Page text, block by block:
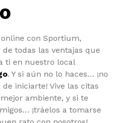
con Sportium,
todas las ventajas que
ti en nuestro local
. Y si aún no lo haces… ¡no
iniciarte! Vive las citas
ambiente, y si te
¡tráelos a tomarse